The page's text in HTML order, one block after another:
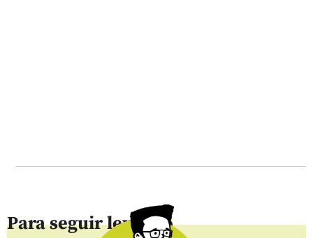
Para seguir leyendo